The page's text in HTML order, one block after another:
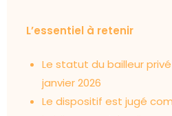
L’essentiel à retenir
Le statut du bailleur
janvier 2026
Le dispositif est jugé